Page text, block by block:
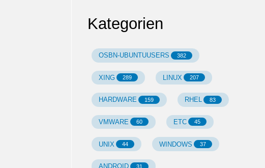
Kategorien
OSBN-UBUNTUUSERS 382
XING 289 LINUX 207
HARDWARE 159 RHEL 83
VMWARE 60 ETC 45
UNIX 44 WINDOWS 37
ANDROID 31